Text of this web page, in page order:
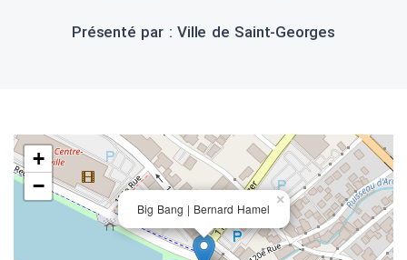
Présenté par : Ville de Saint-Georges
Big Bang | Bernard Hamel
×
+
−